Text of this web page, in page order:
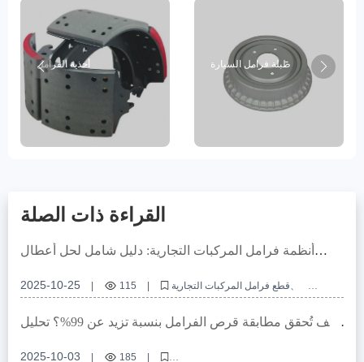
أحذية الفرامل طبلة فرامل السيارة
القراءة ذات الصلة
أنظمة فرامل المركبات التجارية: دليل شامل لحل أعطال
2025-10-25 115
قطع فرامل المركبات التجارية
أعطال فرامل شاحنات النقل الثقيل
أسباب فشل الفرامل عند الحرارة العالية
تقنية فرامل منخفضة الضوضاء
مزايا قطع الفرامل السيراميكية الخالية من النحاس
كيف تُحقق مطابقة قرص الفرامل بنسبة تزيد عن 99%؟ تحليل
2025-10-03 185